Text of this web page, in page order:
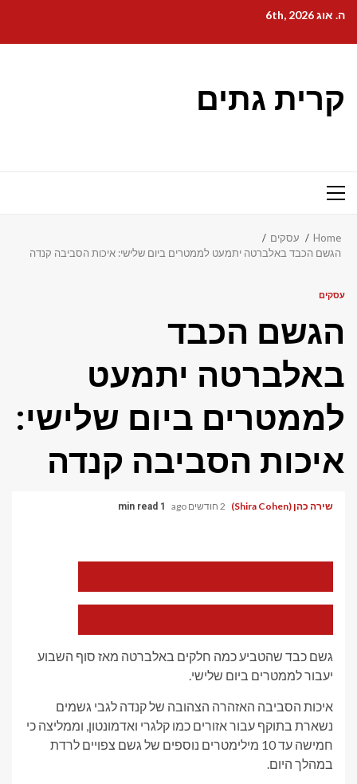
content
ה. אוג 6th, 2026
קרית גתים
Primary
Home
עסקים
הגשם הכבד באלברטה יתמעט לממטרים ביום שלישי: איכות הסביבה קנדה
עסקים
הגשם הכבד
באלברטה יתמעט
לממטרים ביום שלישי:
איכות הסביבה קנדה
שירה כהן (Shira Cohen) 2 חודשים ago 1 min read
את
גודל
את
גודל
הגופן
של
גשם כבד שהטביע כמה חלקים באלברטה מאז סוף השבוע
יעבור לממטרים ביום שלישי.
איכות הסביבה האזהרה הצהובה של קנדה לגבי גשמים
נשארת בתוקף עבור אזורים כמו קלגרי ואדמונטון, וממליצה כי
חמישה עד 10 מילימטרים נוספים של גשם צפויים לרדת
במהלך היום.